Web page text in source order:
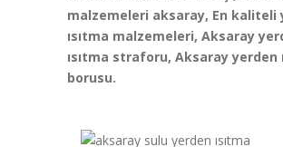
malzemeleri aksaray, En kaliteli
ısıtma malzemeleri, Aksaray
ısıtma straforu, Aksaray yerden
borusu.